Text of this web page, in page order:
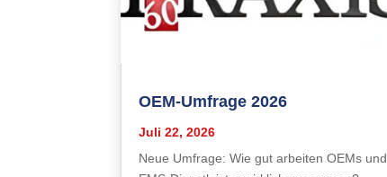
OEM-Umfrage 2026
Juli 22, 2026
Neue Umfrage: Wie gut arbeiten OEMs und